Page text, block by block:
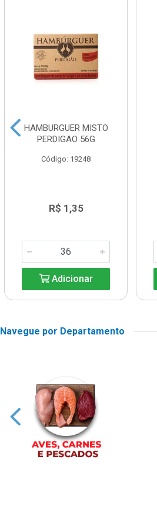
HAMBURGUER MISTO
PERDIGAO 56G
Código: 19248
R$ 1,35
Adicionar
Navegue por Departamento